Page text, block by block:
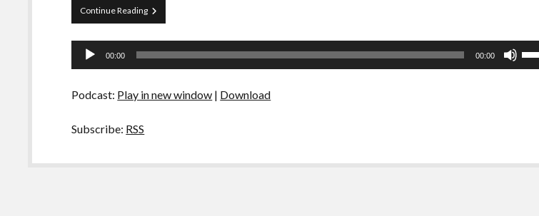
Continue ReadingCurva
de
–
Cinema
Tocador
00:00 00:00
Podcast: Play in new window | Download
Subscribe: RSS